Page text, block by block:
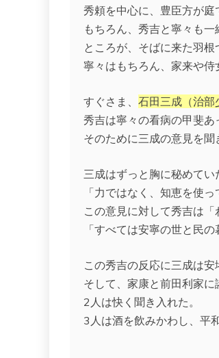
秀頼を中心に、豊臣方が庭
もちろん、秀吉と寧々も一
ところが、そばに来た羽根
寧々はもちろん、家来や侍
すぐさま、 石田三成（治部
秀吉は寧々の看病の甲斐あ
そのために三成の意見を聞
三成はずっと胸に秘めてい
「力ではなく、知恵を使っ
この意見に対して秀吉は「
「すべては安寧の世と民
この秀吉の反応に三成は安
そして、家康と前田利家に
2人は快く聞き入れた。
3人は酒を飲みかわし、平